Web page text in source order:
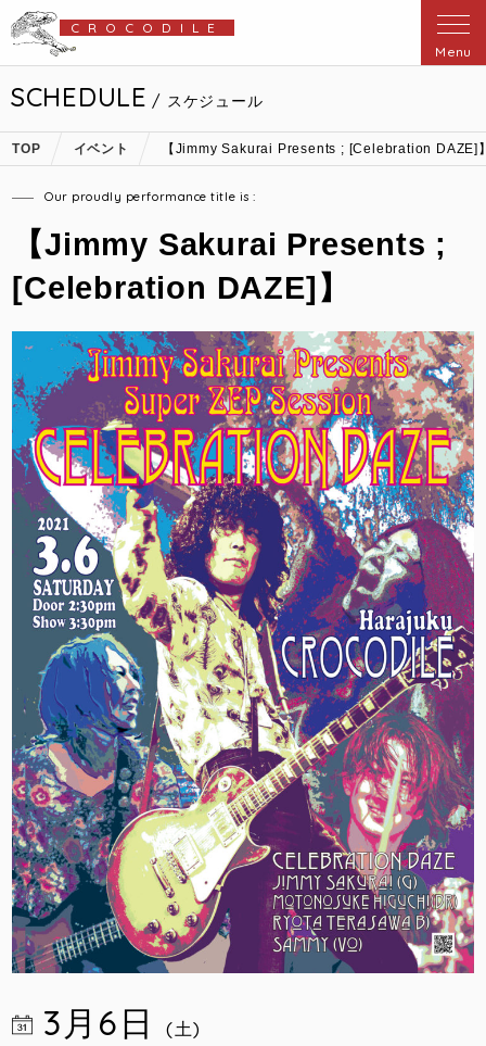
CROCODILE
Menu
SCHEDULE / スケジュール
TOP イベント 【Jimmy Sakurai Presents ; [Celebration DAZE]
Our proudly performance title is :
【Jimmy Sakurai Presents ;
[Celebration DAZE]】
3月6日(土)